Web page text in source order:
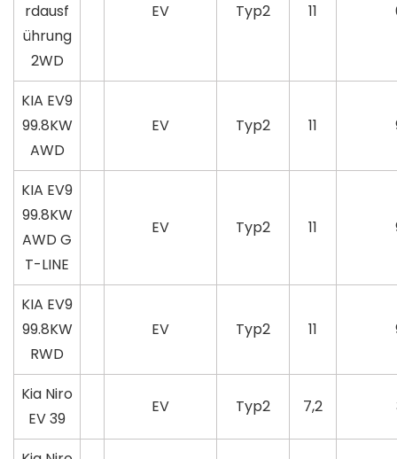
rdausf
ührung
2WD
EV Typ2 11
KIA EV9
99.8KW
AWD
EV Typ2 11
KIA EV9
99.8KW
AWD G
T-LINE
EV Typ2 11
KIA EV9
99.8KW
RWD
EV Typ2 11
Kia Niro
EV 39
EV Typ2 7,2